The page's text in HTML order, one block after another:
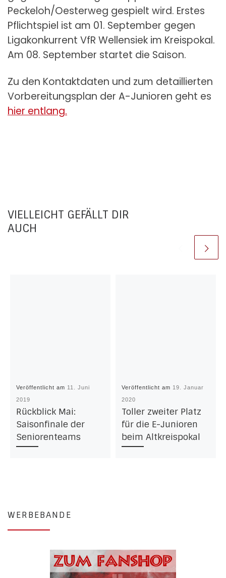
Peckeloh/Oesterweg gespielt wird. Erstes
Pflichtspiel ist am 01. September gegen
Ligakonkurrent VfR Wellensiek im Kreispokal.
Am 08. September startet die Saison.
Zu den Kontaktdaten und zum detaillierten
Vorbereitungsplan der A-Junioren geht es
hier entlang.
VIELLEICHT GEFÄLLT DIR
AUCH
Veröffentlicht am 11. Juni
2019
Rückblick Mai:
Saisonfinale der
Seniorenteams
Veröffentlicht am 19. Januar
2020
Toller zweiter Platz
für die E-Junioren
beim Altkreispokal
WERBEBANDE